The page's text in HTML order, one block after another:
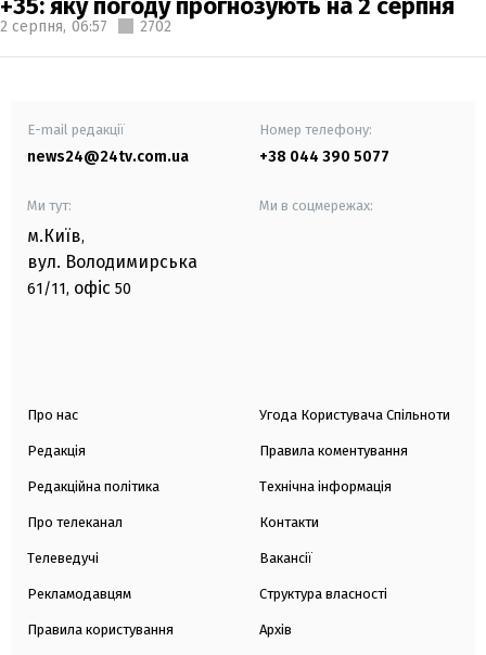
2 серпня, 06:57 2702
E-mail редакції
news24@24tv.com.ua
Номер телефону:
+38 044 390 5077
Ми тут:
м.Київ,
вул. Володимирська
61/11, офіс 50
Ми в соцмережах:
Про нас
Редакція
Редакційна політика
Про телеканал
Телеведучі
Рекламодавцям
Правила користування
Угода Користувача Спільноти
Правила коментування
Технічна інформація
Контакти
Вакансії
Структура власності
Архів